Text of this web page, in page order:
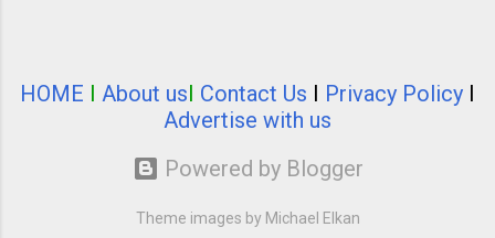
HOME I About usI Contact Us I Privacy Policy I
Advertise with us
Powered by Blogger
Theme images by Michael Elkan